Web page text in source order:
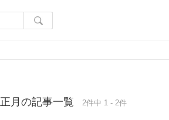
正月の記事一覧 2件中 1 - 2件